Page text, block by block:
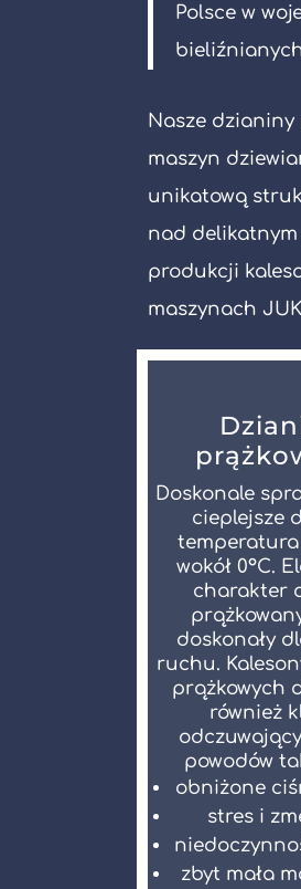
Polsce w
Nasze
maszyn
unikatową
nad
produkcji
maszynach
Doskonale
cieplejsze
wokół 0°C.
charakter
doskonały
ruchu.
prążkowych
również
powodów
obniżone
stres i
zbyt mała